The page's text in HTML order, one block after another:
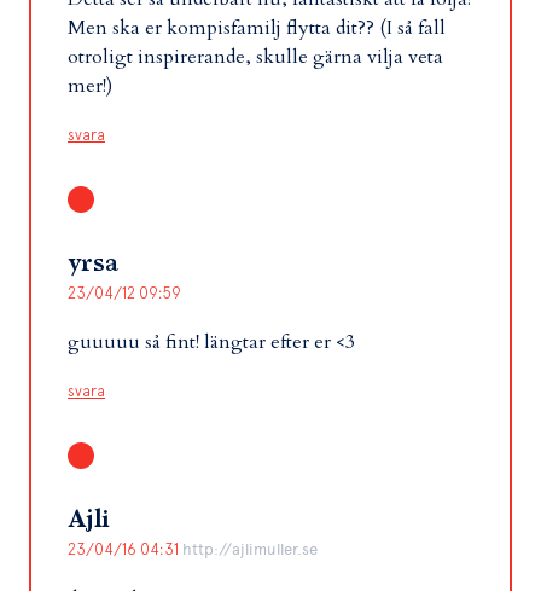
Men ska er kompisfamilj flytta dit?? (I så fall
otroligt inspirerande, skulle gärna vilja veta
mer!)
svara
yrsa
23/04/12 09:59
guuuuu så fint! längtar efter er <3
svara
Ajli
23/04/16 04:31 http://ajlimuller.se